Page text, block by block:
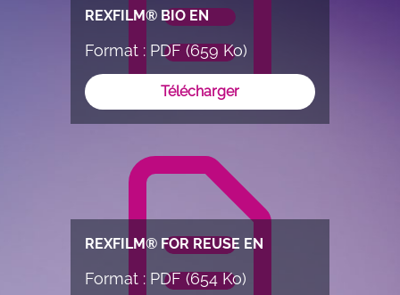
REXFILM® BIO EN
Format : PDF (659 Ko)
Télécharger
REXFILM® FOR REUSE EN
Format : PDF (654 Ko)